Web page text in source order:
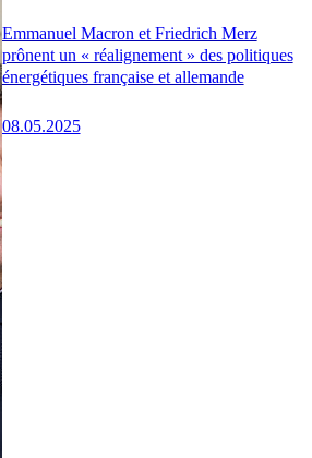
Emmanuel Macron et Friedrich Merz
prônent un « réalignement » des politiques
énergétiques française et allemande
08.05.2025